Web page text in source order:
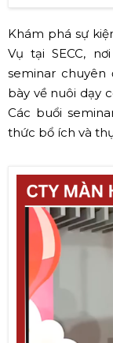
Khám phá sự
Vụ tại SECC,
seminar
bày về nuôi dạy
Các buổi
thức bổ ích và